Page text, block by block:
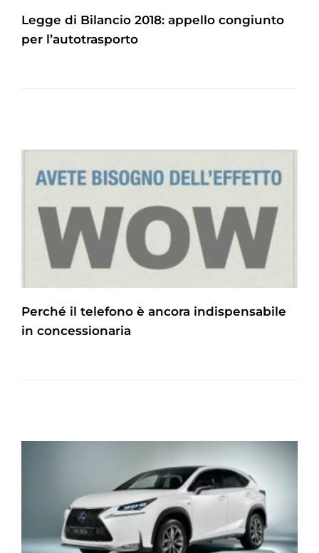
Legge di Bilancio 2018: appello congiunto
per l’autotrasporto
Perché il telefono è ancora indispensabile
in concessionaria